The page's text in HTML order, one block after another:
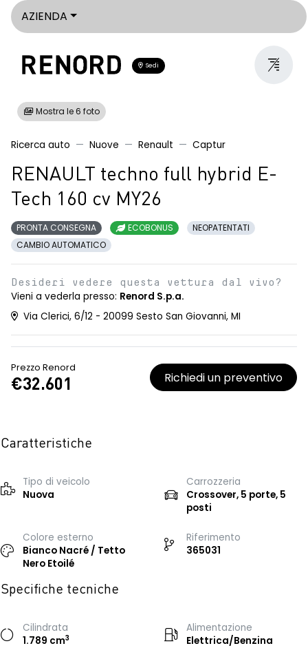
AZIENDA
Sedi
Mostra le 6 foto
Ricerca auto Nuove Renault Captur
RENAULT techno full hybrid E-
Tech 160 cv MY26
PRONTA CONSEGNA ECOBONUS
NEOPATENTATI
CAMBIO AUTOMATICO
Desideri vedere questa vettura dal vivo?
Vieni a vederla presso: Renord S.p.a.
Via Clerici, 6/12 - 20099 Sesto San Giovanni, MI
Prezzo Renord
€32.601 Richiedi un preventivo
Caratteristiche
Tipo di veicolo
Nuova
Carrozzeria
Crossover, 5 porte, 5
posti
Colore esterno
Bianco Nacré / Tetto
Nero Etoilé
Riferimento
365031
Specifiche tecniche
Cilindrata
1.789 cm3
Alimentazione
Elettrica/Benzina